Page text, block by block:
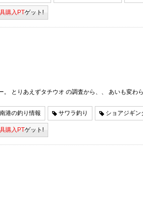
購入PTゲット!
。 とりあえずタチウオ の調査から、、 あいも変わ
港の釣り情報 サワラ釣り ショアジギン
購入PTゲット!